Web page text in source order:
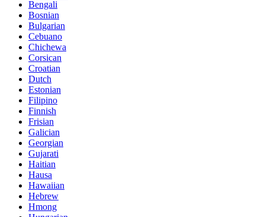
Bengali
Bosnian
Bulgarian
Cebuano
Chichewa
Corsican
Croatian
Dutch
Estonian
Filipino
Finnish
Frisian
Galician
Georgian
Gujarati
Haitian
Hausa
Hawaiian
Hebrew
Hmong